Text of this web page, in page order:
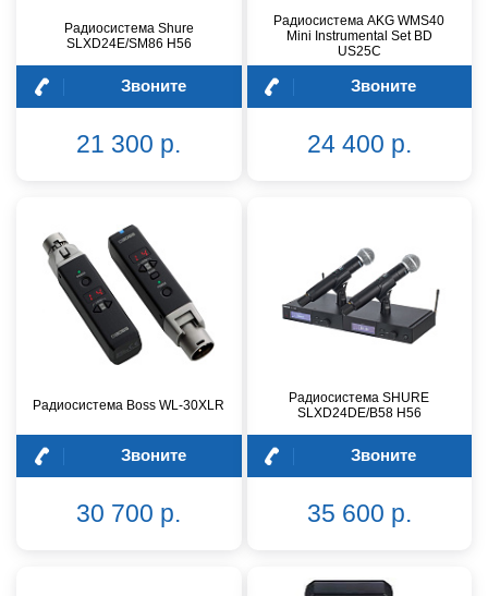
Радиосистема Shure
SLXD24E/SM86 H56
Звоните
21 300 р.
Радиосистема AKG WMS40
Mini Instrumental Set BD
US25C
Звоните
24 400 р.
Радиосистема Boss WL-30XLR
Звоните
30 700 р.
Радиосистема SHURE
SLXD24DE/B58 H56
Звоните
35 600 р.